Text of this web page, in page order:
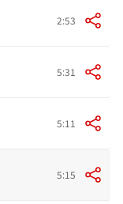
2:53
5:31
5:11
5:15